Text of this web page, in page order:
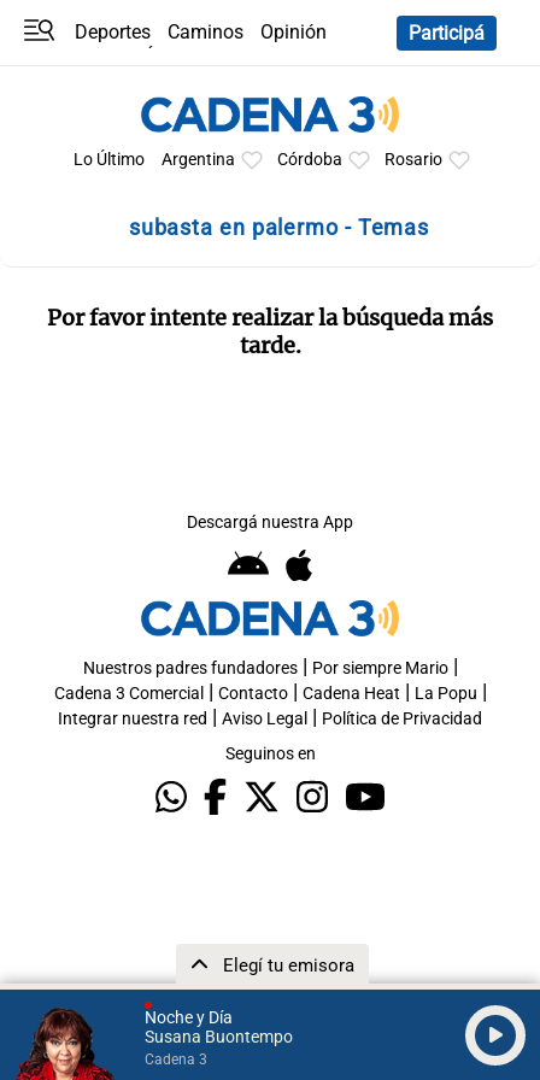
Noche y Día
Susana Buontempo
Cadena 3
Elegí tu emisora
Deportes Caminos
Opinión
Participá
Lo Último Argentina Córdoba Rosario
subasta en palermo - Temas
Por favor intente realizar la búsqueda más
tarde.
Descargá nuestra App
Nuestros padres fundadores| Por siempre Mario|
Cadena 3 Comercial | Contacto| Cadena Heat | La Popu |
Integrar nuestra red | Aviso Legal | Política de Privacidad
Seguinos en